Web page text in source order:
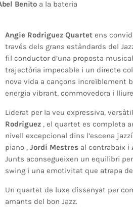
Benitoa la bateria
Angie Rodriguez Quartet ens
través dels grans estàndards del
fil conductor d’una proposta
trajectòria impecable i un directe
nova vida a cançons increïblement
energia vibrant, commovedora i lliure
Liderat per la veu expressiva,
Rodriguez , el quartet es completa
nivell excepcional dins l’escena
piano , Jordi Mestres al contrabaix i
Junts aconsegueixen un equilibri
swing i una emotivitat que atrapa
Un quartet de luxe dissenyat per
amants del bon Jazz.